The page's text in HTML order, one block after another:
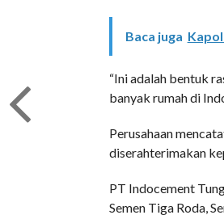
Baca juga
“Ini adalah bentuk
banyak rumah di
Perusahaan
diserahterimakan
PT Indocement
Semen Tiga Roda,